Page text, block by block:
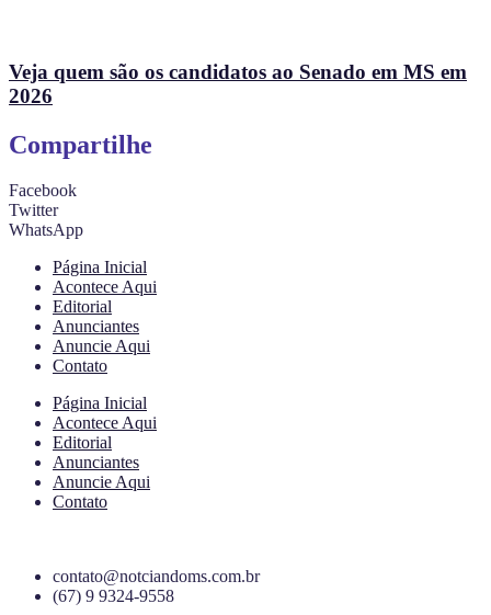
Veja quem são os candidatos ao Senado em MS em
2026
Compartilhe
Facebook
Twitter
WhatsApp
Página Inicial
Acontece Aqui
Editorial
Anunciantes
Anuncie Aqui
Contato
Página Inicial
Acontece Aqui
Editorial
Anunciantes
Anuncie Aqui
Contato
contato@notciandoms.com.br
(67) 9 9324-9558